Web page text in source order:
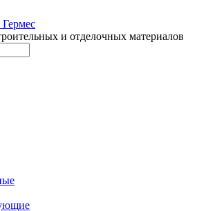
и отделочных материалов